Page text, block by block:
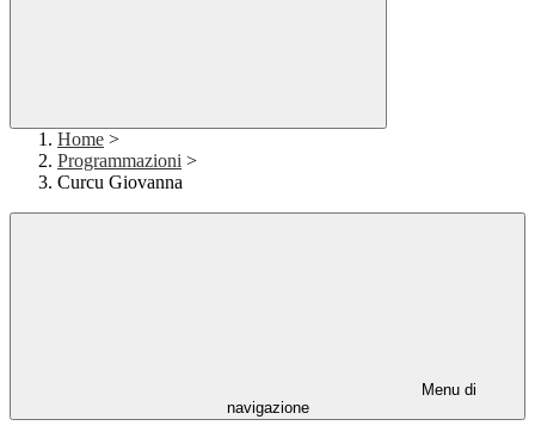
Home >
Programmazioni >
Curcu Giovanna
Menu di
navigazione